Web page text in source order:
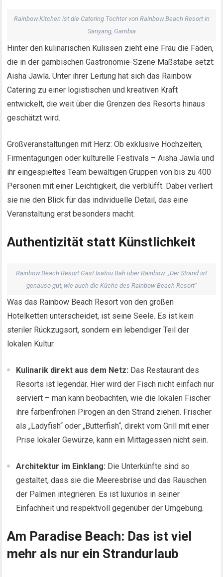
Rainbow Kitchen ist die Catering Tochter von Rainbow Beach Resort in
Sanyang, Gambia
Hinter den kulinarischen Kulissen zieht eine Frau die Fäden,
die in der gambischen Gastronomie-Szene Maßstäbe setzt:
Aisha Jawla. Unter ihrer Leitung hat sich das Rainbow
Catering zu einer logistischen und kreativen Kraft
entwickelt, die weit über die Grenzen des Resorts hinaus
geschätzt wird.
Großveranstaltungen mit Herz: Ob exklusive Hochzeiten,
Firmentagungen oder kulturelle Festivals – Aisha Jawla und
ihr eingespieltes Team bewältigen Gruppen von bis zu 400
Personen mit einer Leichtigkeit, die verblüfft. Dabei verliert
sie nie den Blick für das individuelle Detail, das eine
Veranstaltung erst besonders macht.
Authentizität statt Künstlichkeit
Rainbow Beach Resort Gast Isatou Bah über Rainbow: „Der Strand ist
genauso gut, wie auch die Küche des Rainbow Beach Resort“
Was das Rainbow Beach Resort von den großen
Hotelketten unterscheidet, ist seine Seele. Es ist kein
steriler Rückzugsort, sondern ein lebendiger Teil der
lokalen Kultur.
Kulinarik direkt aus dem Netz: Das Restaurant des
Resorts ist legendär. Hier wird der Fisch nicht einfach nur
serviert – man kann beobachten, wie die lokalen Fischer
ihre farbenfrohen Pirogen an den Strand ziehen. Frischer
als „Ladyfish“ oder „Butterfish“, direkt vom Grill mit einer
Prise lokaler Gewürze, kann ein Mittagessen nicht sein.
Architektur im Einklang: Die Unterkünfte sind so
gestaltet, dass sie die Meeresbrise und das Rauschen
der Palmen integrieren. Es ist luxuriös in seiner
Einfachheit und respektvoll gegenüber der Umgebung.
Am Paradise Beach: Das ist viel
mehr als nur ein Strandurlaub